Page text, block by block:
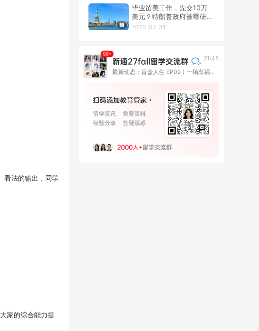
看法的输出，同学
家的综合能力提
毕业留美工作，先交10万
美元？特朗普政府被曝研究
OPT新收费
2026-07-31
21:45
最新动态：盲盒人生 EP02｜一场车祸撞断了高考路，她却在伦敦重新长出一种人生